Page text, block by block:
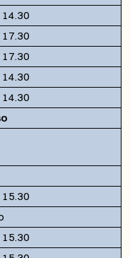
14.30
17.30
17.30
14.30
14.30
15.30
15.30